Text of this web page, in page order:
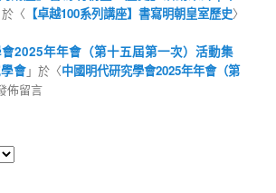
於〈 【卓越100系列講座】書寫明朝皇室歷史〉
2025年年會（第十五屆第一次）活動集
會」於〈中國明代研究學會2025年年會（第
佈留言